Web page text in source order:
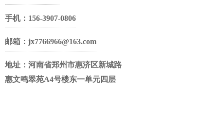
手机：156-3907-0806
邮箱：jx7766966@163.com
地址：河南省郑州市惠济区新城路
惠文鸣翠苑A4号楼东一单元四层